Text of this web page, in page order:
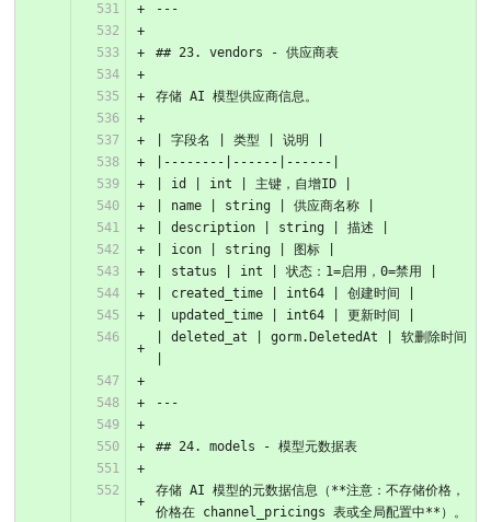
---
## 23. vendors - 供应商表
存储 AI 模型供应商信息。
| 字段名 | 类型 | 说明 |
|--------|------|------|
| id | int | 主键，自增ID |
| name | string | 供应商名称 |
| description | string | 描述 |
| icon | string | 图标 |
| status | int | 状态：1=启用，0=禁用 |
| created_time | int64 | 创建时间 |
| updated_time | int64 | 更新时间 |
| deleted_at | gorm.DeletedAt | 软删除时间
---
## 24. models - 模型元数据表
存储 AI 模型的元数据信息（**注意：不存储价格，
价格在 channel_pricings 表或全局配置中**）。